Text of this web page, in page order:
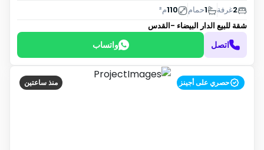
2غرفة 1حمام 110م²
شقة للبيع الدار البيضاء -القدس
اتصل واتساب
منذ ساعتين حصري على أجينز